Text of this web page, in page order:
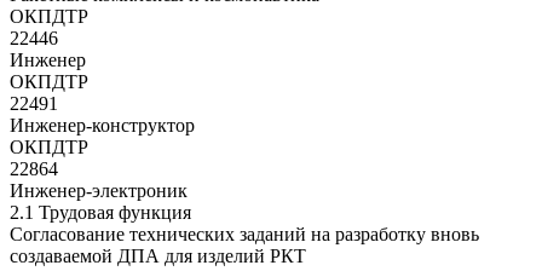
ОКПДТР
22446
Инженер
ОКПДТР
22491
Инженер-конструктор
ОКПДТР
22864
Инженер-электроник
2.1 Трудовая функция
Согласование технических заданий на разработку вновь
создаваемой ДПА для изделий РКТ